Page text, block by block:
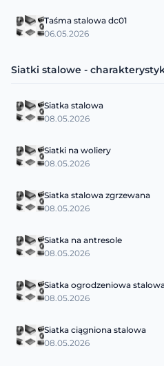
Taśma stalowa dc01
06.05.2026
Siatki stalowe -
Siatka stalowa
08.05.2026
Siatki na woliery
08.05.2026
Siatka stalowa zgrzewana
08.05.2026
Siatka na antresole
08.05.2026
Siatka ogrodzeniowa
08.05.2026
Siatka ciągniona stalowa
08.05.2026